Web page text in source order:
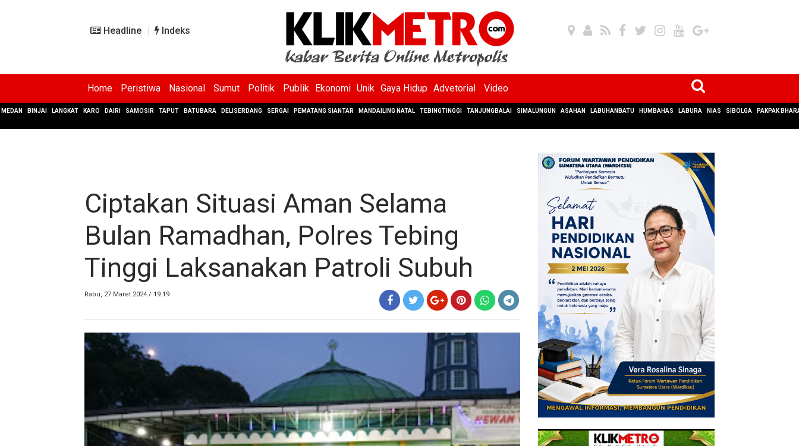
Headline Indeks
Home Peristiwa Nasional Sumut Politik Publik Ekonomi Unik Gaya Hidup Advetorial Video
MEDAN BINJAI LANGKAT KARO DAIRI SAMOSIR TAPUT BATUBARA DELISERDANG SERGAI PEMATANG SIANTAR MANDAILING NATAL TEBINGTINGGI TANJUNGBALAI SIMALUNGUN ASAHAN LABUHANBATU HUMBAHAS LABURA NIAS SIBOLGA PAKPAK
Ciptakan Situasi Aman Selama
Bulan Ramadhan, Polres Tebing
Tinggi Laksanakan Patroli Subuh
Rabu, 27 Maret 2024 / 19.19